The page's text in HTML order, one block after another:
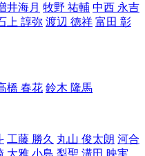
井海月 牧野 祐輔 中西 永吉
上 諄弥 渡辺 徳祥 富田 彰
橋 春花 鈴木 隆馬
工藤 勝久 丸山 俊太朗 河合
大雅 小島 梨聖 溝田 映実